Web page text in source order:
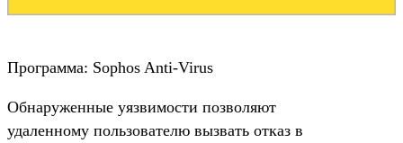
Программа: Sophos Anti-Virus
Обнаруженные уязвимости позволяют
удаленному пользователю вызвать отказ в